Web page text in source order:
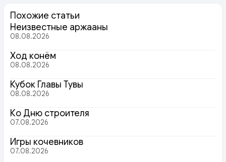
Похожие статьи
Неизвестные аржааны
08.08.2026
Ход конём
08.08.2026
Кубок Главы Тувы
08.08.2026
Ко Дню строителя
07.08.2026
Игры кочевников
07.08.2026